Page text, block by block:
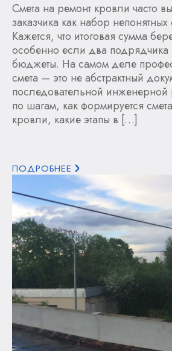
Смета на ремонт кровли часто
заказчика как набор
Кажется, что итоговая сумма
особенно если два подрядчика
бюджеты. На самом деле
смета — это не абстрактный
последовательной инженерной
по шагам, как формируется
кровли, какие этапы в […]
ПОДРОБНЕЕ